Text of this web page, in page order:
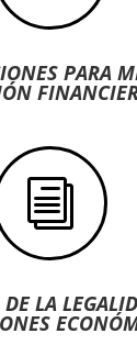
PARA
i
LA